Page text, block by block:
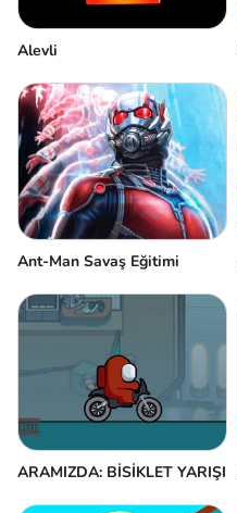
Alevli
Ant-Man Savaş Eğitimi
ARAMIZDA: BİSİKLET YARIŞI